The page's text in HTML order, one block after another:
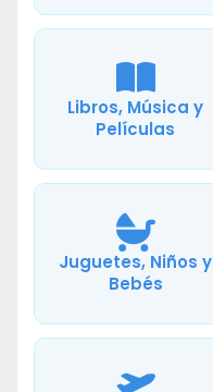
Libros, Música y
Películas
Juguetes, Niños y
Bebés